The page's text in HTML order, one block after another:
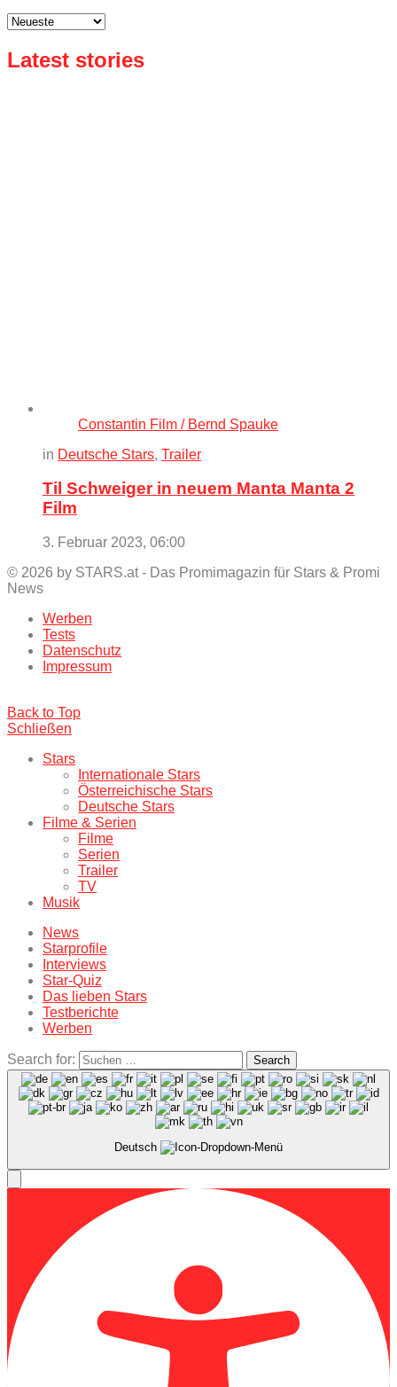
Latest stories
Constantin Film / Bernd Spauke
in Deutsche Stars, Trailer
Til Schweiger in neuem Manta Manta 2
Film
3. Februar 2023, 06:00
© 2026 by STARS.at - Das Promimagazin für Stars & Promi
News
Werben
Tests
Datenschutz
Impressum
Back to Top
Schließen
Stars
Internationale Stars
Österreichische Stars
Deutsche Stars
Filme & Serien
Filme
Serien
Trailer
TV
Musik
News
Starprofile
Interviews
Star-Quiz
Das lieben Stars
Testberichte
Werben
Search for: Search
Deutsch